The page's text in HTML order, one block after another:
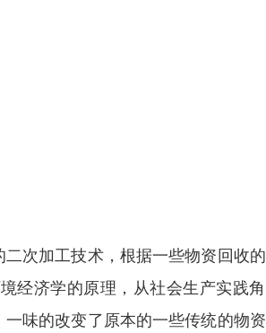
次加工技术，根据一些物资回收
经济学的原理，从社会生产实践
味的改变了原本的一些传统的物